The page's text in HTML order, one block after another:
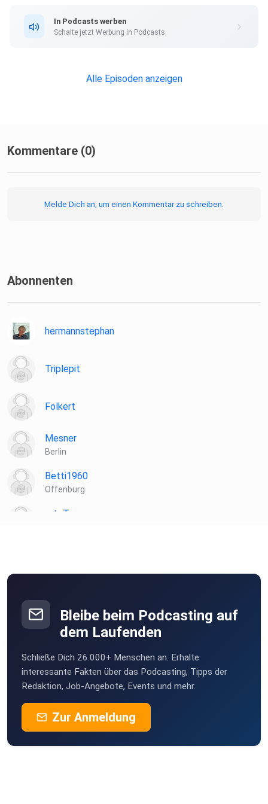
Christine Frey, Christine Dreyer und Marie-Noelle Svihla
redaktionelle Verantwortung für diese Episode liegt beim
In Podcasts werben
Schalte jetzt Werbung in Podcasts.
Alle Episoden anzeigen
Kommentare (0)
Melde Dich an, um einen Kommentar zu schreiben.
Abonnenten
hermannstephan
Triplepit
Folkert
Mesner
Berlin
Betti1960
Offenburg
roteTara
Bremen
Turkan
Göttingen
KaeptnBlaubaer99
Stuttgart
vy00ha7d
Bleibe beim Podcasting auf
dem Laufenden
Schließe Dich 26.000+ Menschen an. Erhalte
interessante Fakten über das Podcasting, Tipps der
Redaktion, Job-Angebote, Events und mehr.
Zur Anmeldung